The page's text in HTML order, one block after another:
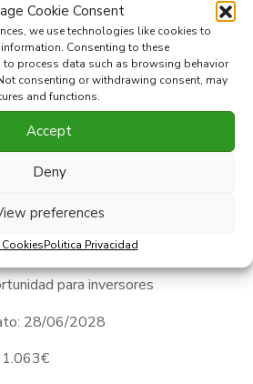
Cookie Consent
we use technologies like cookies to
Consenting to these
process data such as browsing behavior
consenting or withdrawing consent, may
and functions.
Accept
Deny
preferences
Politica Privacidad
de
Tipo:
Dormitorios:2
Baños:2
Construido:
94 m 2
!
para inversores
28/06/2028
1.063€